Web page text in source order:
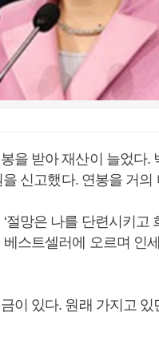
을 받아 재산이 늘었다.
신고했다. 연봉을 거
절망은 나를 단련시키고
스트셀러에 오르며 인
이 있다. 원래 가지고